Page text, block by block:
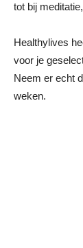
tot bij
Healthylives
voor je
Neem er echt
weken.